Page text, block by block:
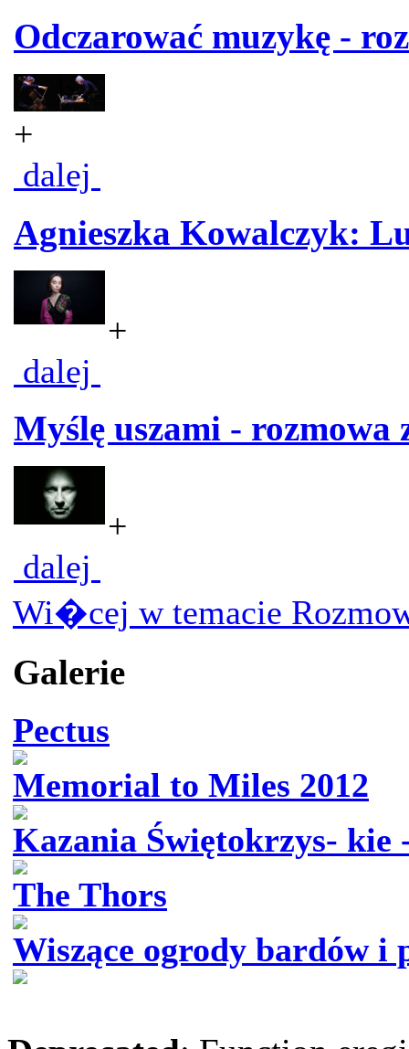
Odczarować muzykę -
+
dalej
Agnieszka Kowalczyk:
+
dalej
Myślę uszami - rozmowa
+
dalej
Wi�cej w temacie
Galerie
Pectus
Memorial to Miles 2012
Kazania Świętokrzys- kie
The Thors
Wiszące ogrody bardów i